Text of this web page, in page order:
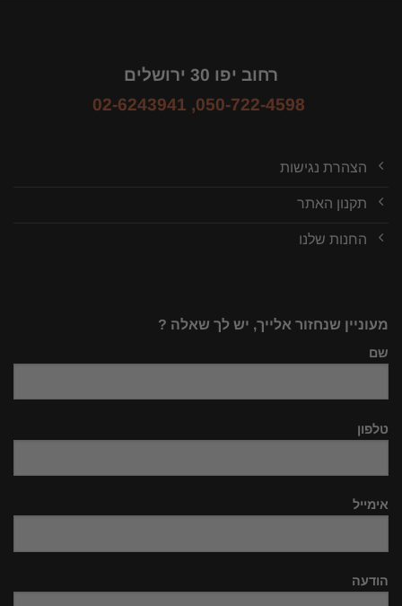
רחוב יפו 30 ירושלים
050-722-4598
,
02-6243941
הצהרת נגישות
תקנון האתר
החנות שלנו
מעוניין שנחזור אלייך, יש לך שאלה ?
שם
טלפון
אימייל
הודעה